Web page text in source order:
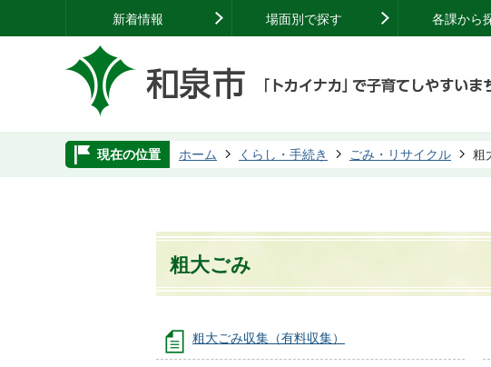
新着情報 場面別で探す 各課から
現在の位置 ホーム くらし・手続き ごみ・リサイクル 粗
粗大ごみ
粗大ごみ収集（有料収集）